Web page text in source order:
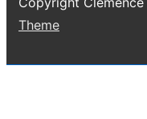
Theme